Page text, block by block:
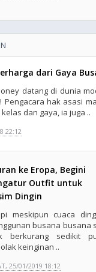
dari Gaya
datang di dunia
Pengacara hak asasi
dan gaya, ia juga ..
22:12
ke Eropa, Begini
Outfit untuk
Dingin
meskipun cuaca
busana busana
berkurang sedikit
keinginan ..
25/01/2019 18:12